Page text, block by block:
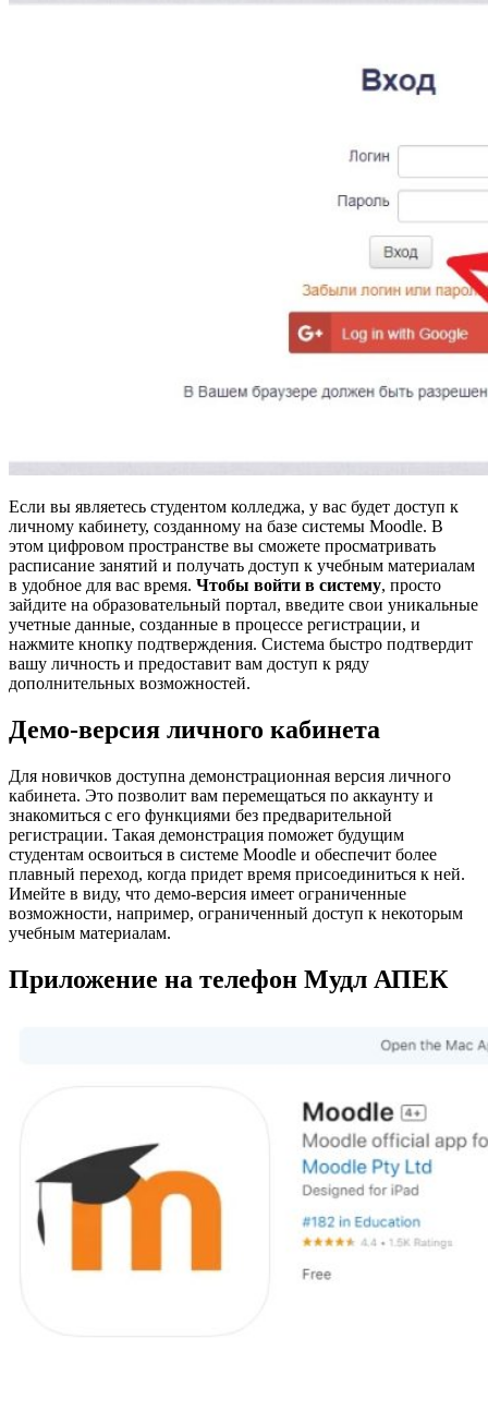
Если вы являетесь студентом колледжа, у вас будет доступ к
личному кабинету, созданному на базе системы Moodle. В
этом цифровом пространстве вы сможете просматривать
расписание занятий и получать доступ к учебным материалам
в удобное для вас время. Чтобы войти в систему, просто
зайдите на образовательный портал, введите свои уникальные
учетные данные, созданные в процессе регистрации, и
нажмите кнопку подтверждения. Система быстро подтвердит
вашу личность и предоставит вам доступ к ряду
дополнительных возможностей.
Демо-версия личного кабинета
Для новичков доступна демонстрационная версия личного
кабинета. Это позволит вам перемещаться по аккаунту и
знакомиться с его функциями без предварительной
регистрации. Такая демонстрация поможет будущим
студентам освоиться в системе Moodle и обеспечит более
плавный переход, когда придет время присоединиться к ней.
Имейте в виду, что демо-версия имеет ограниченные
возможности, например, ограниченный доступ к некоторым
учебным материалам.
Приложение на телефон Мудл АПЕК